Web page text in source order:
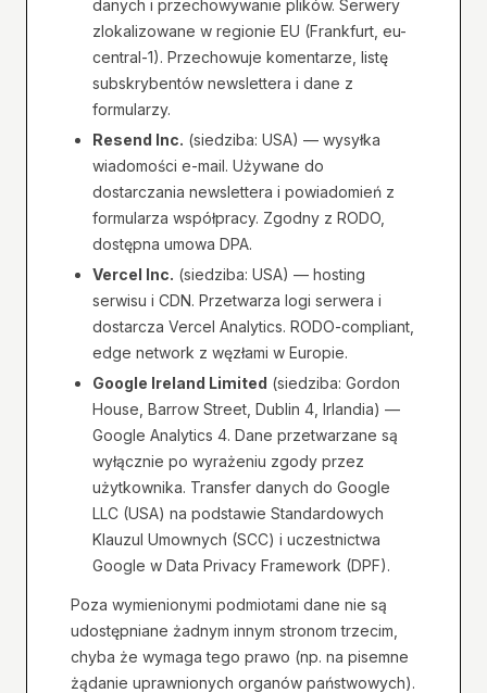
danych i przechowywanie plików. Serwery
zlokalizowane w regionie EU (Frankfurt, eu-
central-1). Przechowuje komentarze, listę
subskrybentów newslettera i dane z
formularzy.
Resend Inc. (siedziba: USA) — wysyłka
wiadomości e-mail. Używane do
dostarczania newslettera i powiadomień z
formularza współpracy. Zgodny z RODO,
dostępna umowa DPA.
Vercel Inc. (siedziba: USA) — hosting
serwisu i CDN. Przetwarza logi serwera i
dostarcza Vercel Analytics. RODO-compliant,
edge network z węzłami w Europie.
Google Ireland Limited (siedziba: Gordon
House, Barrow Street, Dublin 4, Irlandia) —
Google Analytics 4. Dane przetwarzane są
wyłącznie po wyrażeniu zgody przez
użytkownika. Transfer danych do Google
LLC (USA) na podstawie Standardowych
Klauzul Umownych (SCC) i uczestnictwa
Google w Data Privacy Framework (DPF).
Poza wymienionymi podmiotami dane nie są
udostępniane żadnym innym stronom trzecim,
chyba że wymaga tego prawo (np. na pisemne
żądanie uprawnionych organów państwowych).